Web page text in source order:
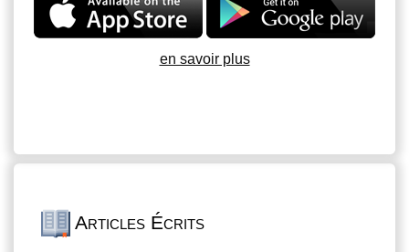
en savoir plus
Articles Écrits